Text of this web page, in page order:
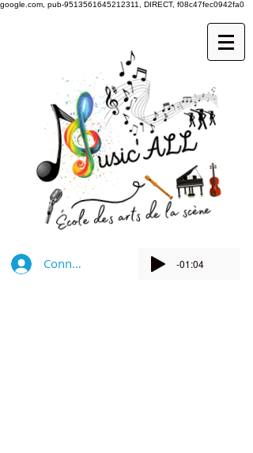
google.com, pub-9513561645212311, DIRECT, f08c47fec0942fa0
Connexion -01:04